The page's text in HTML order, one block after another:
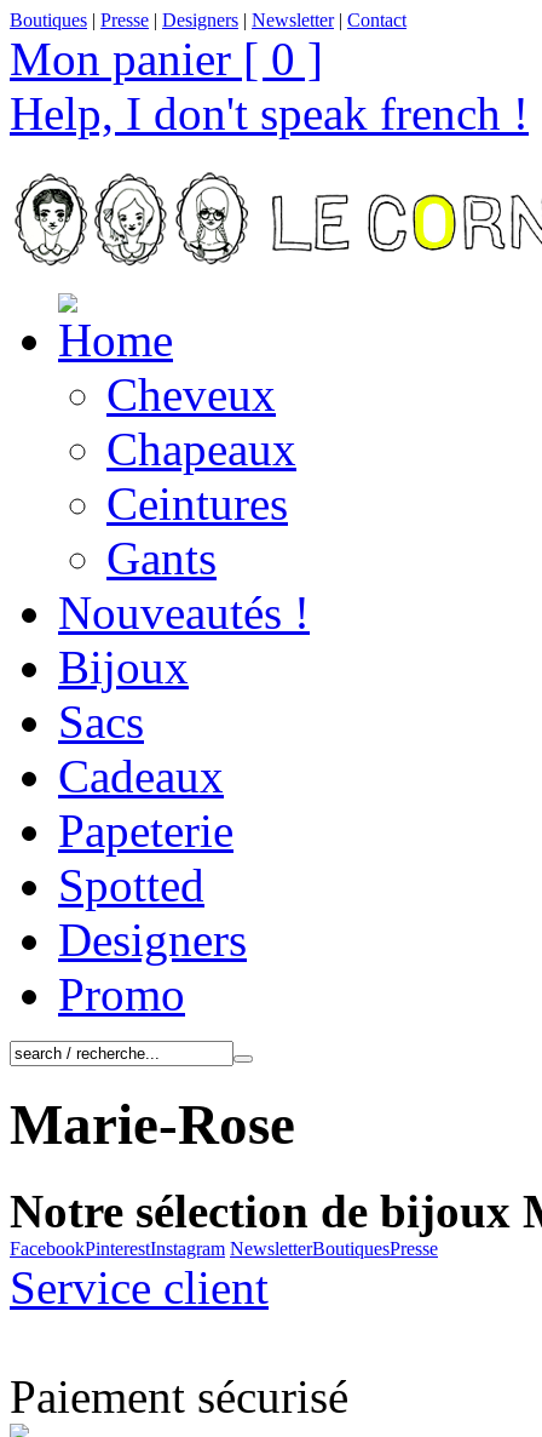
Boutiques | Presse | Designers | Newsletter| Contact
Mon panier [ 0 ]
Help, I don't speak french !
Cheveux
Chapeaux
Ceintures
Gants
Nouveautés !
Bijoux
Sacs
Cadeaux
Papeterie
Spotted
Designers
Promo
Marie-Rose
Notre sélection de bijoux
FacebookPinterestInstagram NewsletterBoutiquesPresse
Service client
Paiement sécurisé